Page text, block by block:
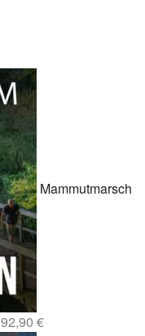
Mammutmarsch
92,90 €